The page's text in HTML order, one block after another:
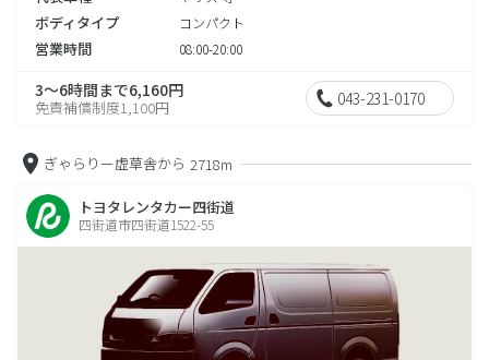
ボディタイプ コンパクト
営業時間 08:00-20:00
3～6時間まで6,160円
免責補償制度1,100円 043-231-0170
ぎゃらりー虚草舎から 2718m
トヨタレンタカー四街道
四街道市四街道1522-55